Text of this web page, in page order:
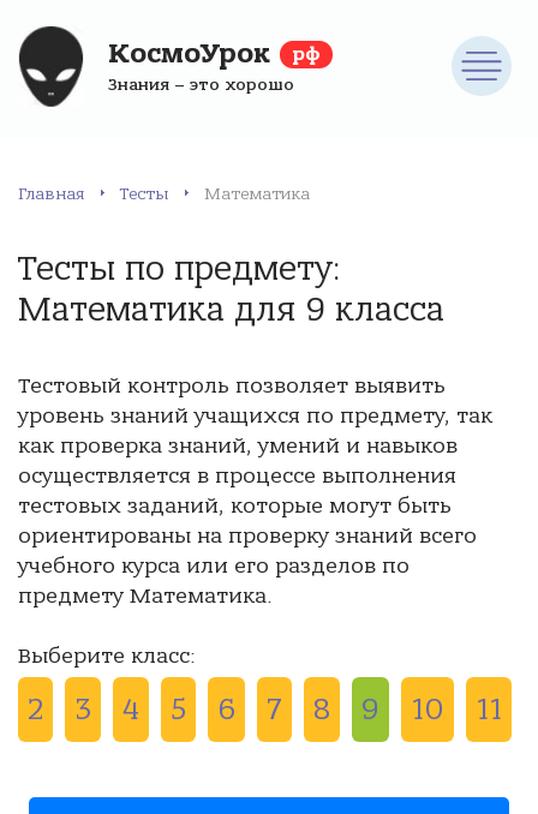
КосмоУрок рф
Знания – это хорошо
Главная Тесты Математика
Тесты по предмету:
Математика для 9 класса
Тестовый контроль позволяет выявить
уровень знаний учащихся по предмету, так
как проверка знаний, умений и навыков
осуществляется в процессе выполнения
тестовых заданий, которые могут быть
ориентированы на проверку знаний всего
учебного курса или его разделов по
предмету Математика.
Выберите класс:
2 3 4 5 6 7 8 9 10 11